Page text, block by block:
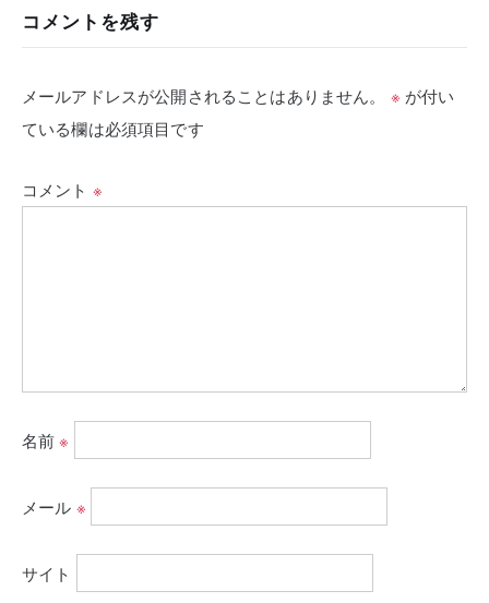
コメントを残す
メールアドレスが公開されることはありません。 ※ が付い
ている欄は必須項目です
コメント ※
名前※
メール ※
サイト